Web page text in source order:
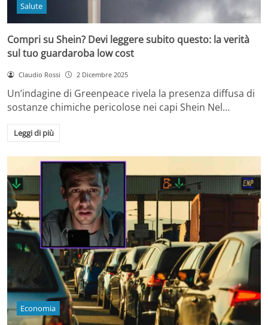
Salute
Compri su Shein? Devi leggere subito questo: la verità
sul tuo guardaroba low cost
Claudio Rossi 2 Dicembre 2025
Un’indagine di Greenpeace rivela la presenza diffusa di
sostanze chimiche pericolose nei capi Shein Nel…
Leggi di più
Economia